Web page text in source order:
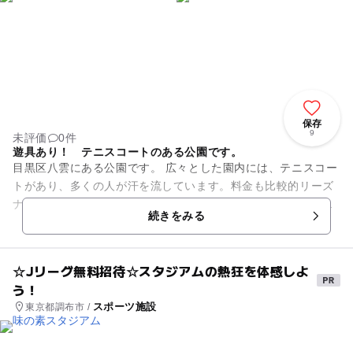
保存
9
未評価
0件
遊具あり！ テニスコートのある公園です。
目黒区八雲にある公園です。 広々とした園内には、テニスコー
トがあり、多くの人が汗を流しています。料金も比較的リーズ
ナブルなので、親子で、お友達同士で楽しんでみてはいかがで
続きをみる
☆Jリーグ無料招待☆スタジアムの熱狂を体感しよ
う！
東京都調布市 / スポーツ施設